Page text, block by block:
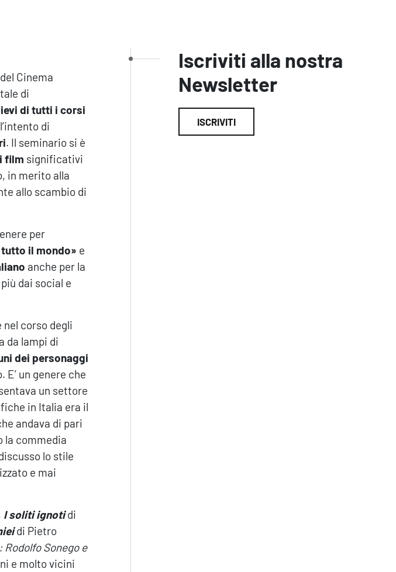
Cinema
di
di tutti i corsi
di
. Il seminario si è
film significativi
in merito alla
allo scambio di
per
il mondo» e
anche per la
dai social e
corso degli
da lampi di
dei personaggi
un genere che
un settore
in Italia era il
andava di pari
la commedia
lo stile
e mai
I soliti ignoti di
di Pietro
Sonego e
e molto vicini
Iscriviti alla nostra
Newsletter
ISCRIVITI